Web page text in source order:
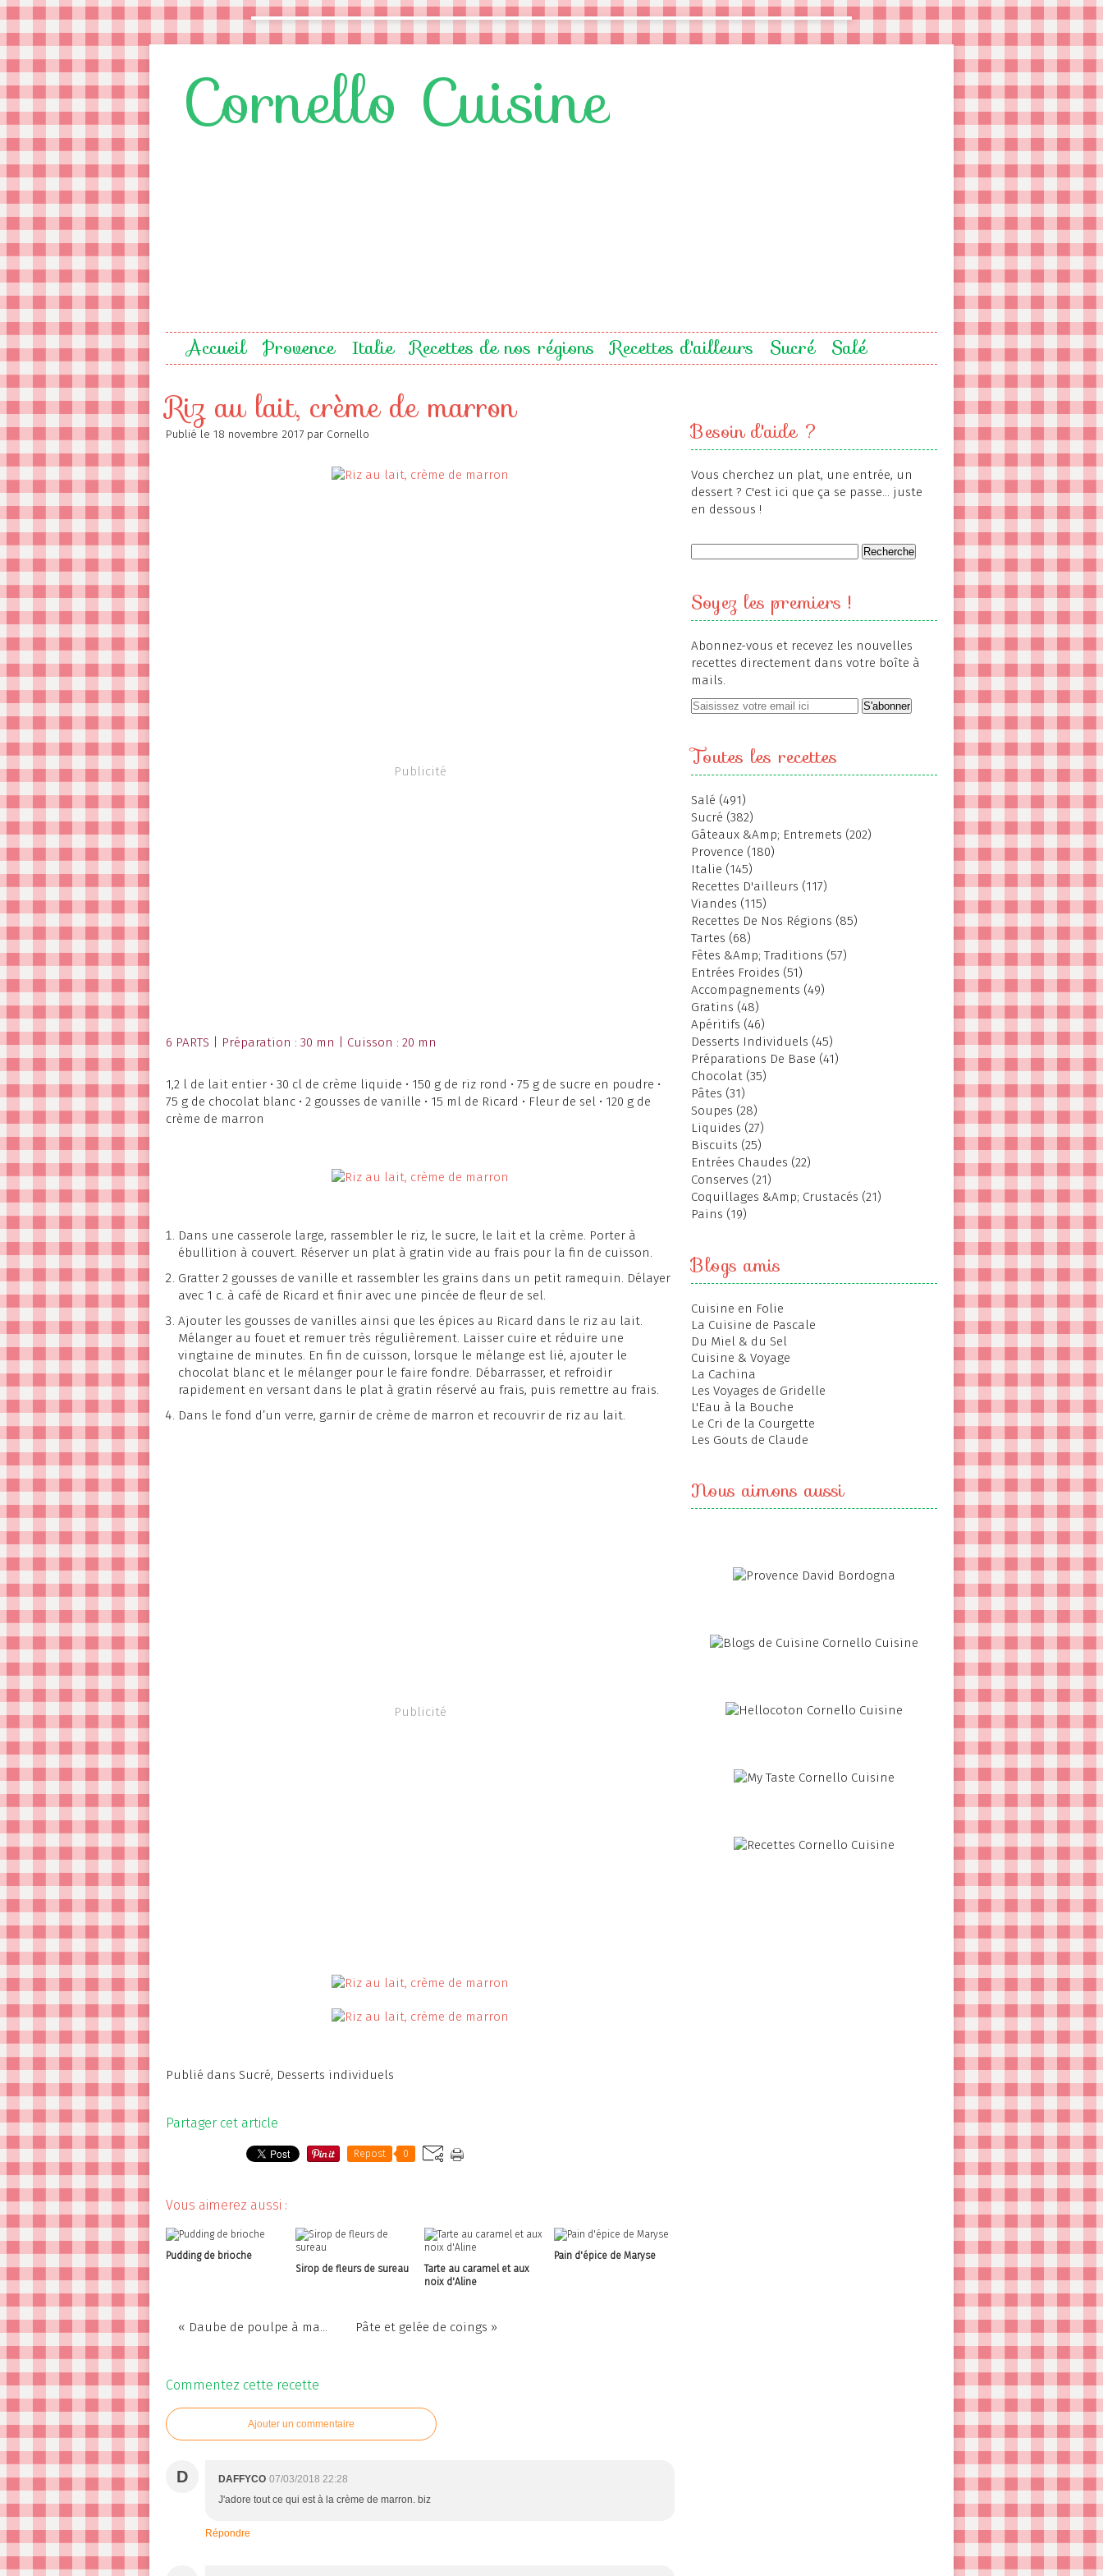
Cornello Cuisine
Accueil Provence Italie Recettes de nos régions Recettes d'ailleurs Sucré Salé
Riz au lait, crème de marron
Publié le 18 novembre 2017 par Cornello
Publicité
6 PARTS | Préparation : 30 mn | Cuisson : 20 mn
1,2 l de lait entier • 30 cl de crème liquide • 150 g de riz rond • 75 g de sucre en poudre •
75 g de chocolat blanc • 2 gousses de vanille • 15 ml de Ricard • Fleur de sel • 120 g de
crème de marron
Dans une casserole large, rassembler le riz, le sucre, le lait et la crème. Porter à
ébullition à couvert. Réserver un plat à gratin vide au frais pour la fin de cuisson.
Gratter 2 gousses de vanille et rassembler les grains dans un petit ramequin. Délayer
avec 1 c. à café de Ricard et finir avec une pincée de fleur de sel.
Ajouter les gousses de vanilles ainsi que les épices au Ricard dans le riz au lait.
Mélanger au fouet et remuer très régulièrement. Laisser cuire et réduire une
vingtaine de minutes. En fin de cuisson, lorsque le mélange est lié, ajouter le
chocolat blanc et le mélanger pour le faire fondre. Débarrasser, et refroidir
rapidement en versant dans le plat à gratin réservé au frais, puis remettre au frais.
Dans le fond d’un verre, garnir de crème de marron et recouvrir de riz au lait.
Publicité
Publié dans Sucré, Desserts individuels
Partager cet article
Repost 0
Vous aimerez aussi :
Pudding de brioche
Sirop de fleurs de sureau
Tarte au caramel et aux
noix d'Aline
Pain d'épice de Maryse
« Daube de poulpe à ma... Pâte et gelée de coings »
Commentez cette recette
Ajouter un commentaire
D DAFFYCO 07/03/2018 22:28
J'adore tout ce qui est à la crème de marron. biz
Répondre
Besoin d'aide ?
Vous cherchez un plat, une entrée, un
dessert ? C'est ici que ça se passe... juste
en dessous !
Soyez les premiers !
Abonnez-vous et recevez les nouvelles
recettes directement dans votre boîte à
mails.
Toutes les recettes
Salé (491)
Sucré (382)
Gâteaux &Amp; Entremets (202)
Provence (180)
Italie (145)
Recettes D'ailleurs (117)
Viandes (115)
Recettes De Nos Régions (85)
Tartes (68)
Fêtes &Amp; Traditions (57)
Entrées Froides (51)
Accompagnements (49)
Gratins (48)
Apéritifs (46)
Desserts Individuels (45)
Préparations De Base (41)
Chocolat (35)
Pâtes (31)
Soupes (28)
Liquides (27)
Biscuits (25)
Entrées Chaudes (22)
Conserves (21)
Coquillages &Amp; Crustacés (21)
Pains (19)
Blogs amis
Cuisine en Folie
La Cuisine de Pascale
Du Miel & du Sel
Cuisine & Voyage
La Cachina
Les Voyages de Gridelle
L'Eau à la Bouche
Le Cri de la Courgette
Les Gouts de Claude
Nous aimons aussi